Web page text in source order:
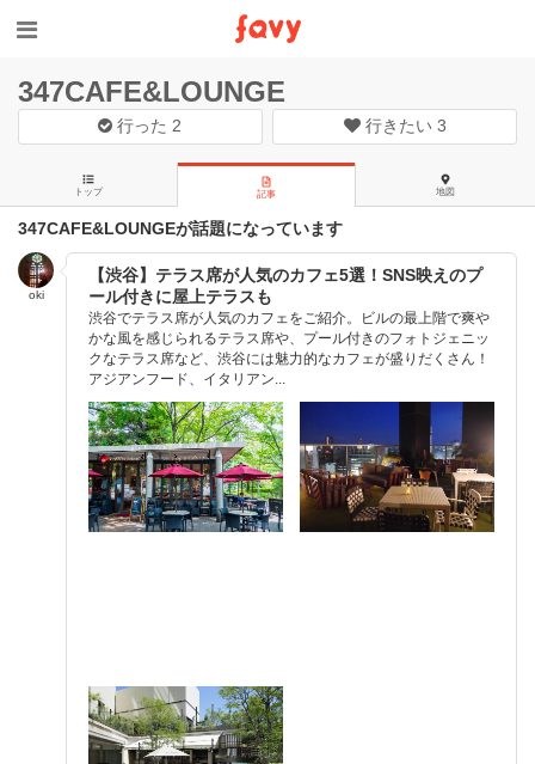
347CAFE&LOUNGE
行った 2 行きたい 3
トップ 記事 地図
347CAFE&LOUNGEが話題になっています
oki
【渋谷】テラス席が人気のカフェ5選！SNS映えのプ
ール付きに屋上テラスも
渋谷でテラス席が人気のカフェをご紹介。ビルの最上階で爽や
かな風を感じられるテラス席や、プール付きのフォトジェニッ
クなテラス席など、渋谷には魅力的なカフェが盛りだくさん！
アジアンフード、イタリアン...